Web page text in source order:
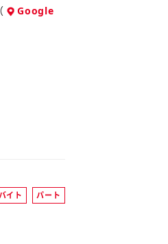
Google
イト パート